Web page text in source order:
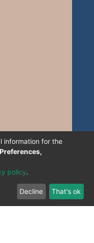
information for the
policy.
Decline That's ok